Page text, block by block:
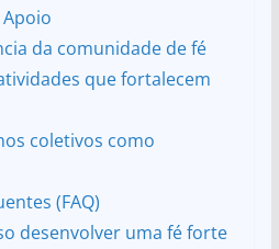
da comunidade de fé
que fortalecem
coletivos como
(FAQ)
desenvolver uma fé forte